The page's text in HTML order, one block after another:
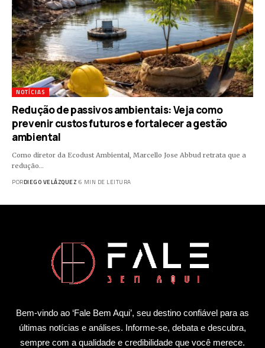
NOTÍCIAS
Redução de passivos ambientais: Veja como
prevenir custos futuros e fortalecer a gestão
ambiental
Como diretor da Ecodust Ambiental, Marcello Jose Abbud retrata que a
redução…
PORDIEGO VELÁZQUEZ 6 MIN DE LEITURA
Bem-vindo ao ‘Fale Bem Aqui’, seu destino confiável para as
últimas notícias e análises. Informe-se, debata e descubra,
sempre com a qualidade e credibilidade que você merece.